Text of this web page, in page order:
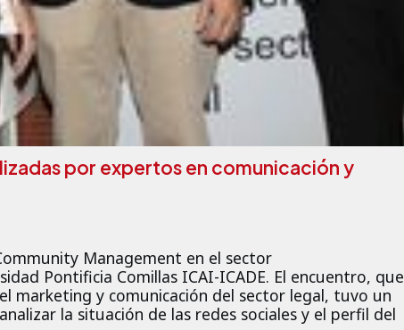
por expertos en comunicación y
Management en el sector
Pontificia Comillas ICAI-ICADE. El encuentro, que
marketing y comunicación del sector legal, tuvo un
la situación de las redes sociales y el perfil del